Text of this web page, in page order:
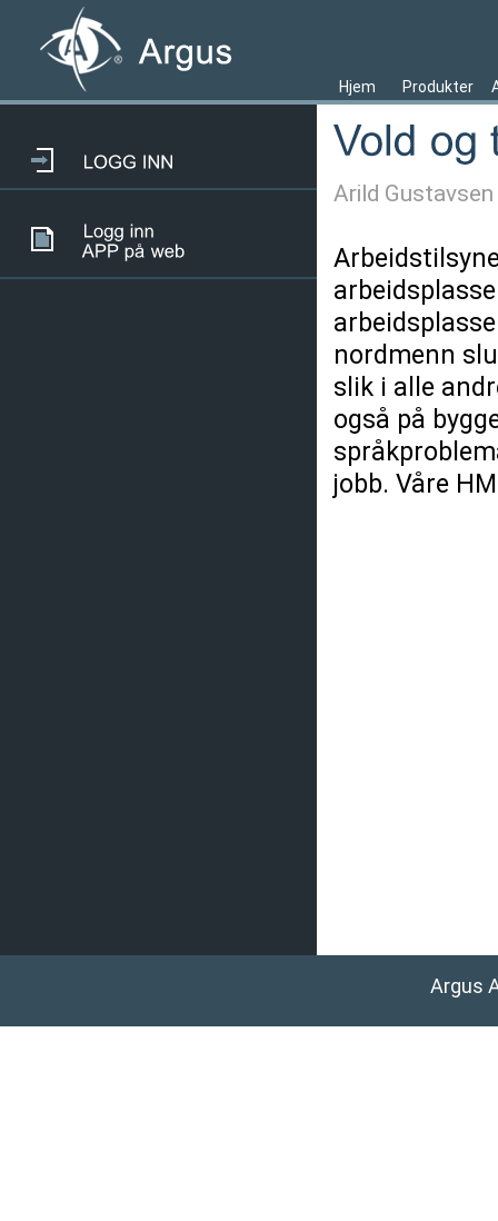
Hjem Produkter
Arild
nordmenn
slik i alle
også på
jobb. Våre
Argus